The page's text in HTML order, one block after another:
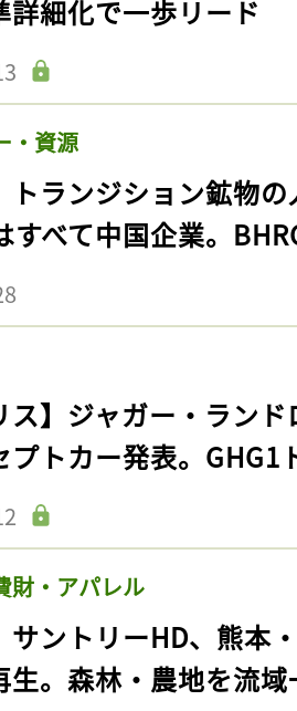
詳細化で一歩リード
・資源
トランジション鉱物
すべて中国企業。
ス】ジャガー・ラン
プトカー発表。GHG1
財・アパレル
サントリーHD、熊本
生。森林・農地を流